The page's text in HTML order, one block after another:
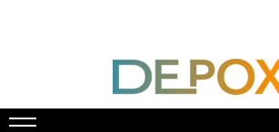
Toate Produsele
SPORT & TIMP LIBER
AUTOAPARARE